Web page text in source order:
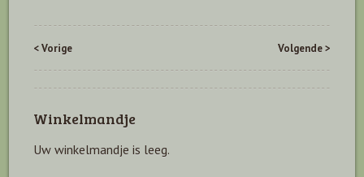
< Vorige Volgende >
Winkelmandje
Uw winkelmandje is leeg.